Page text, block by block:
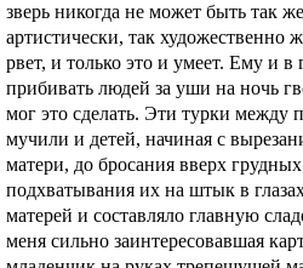
зверь никогда не может быть так
артистически, так художественно
рвет, и только это и умеет. Ему и
прибивать людей за уши на ночь
мог это сделать. Эти турки между
мучили и детей, начиная с
матери, до бросания вверх
подхватывания их на штык в
матерей и составляло главную
меня сильно заинтересовавшая